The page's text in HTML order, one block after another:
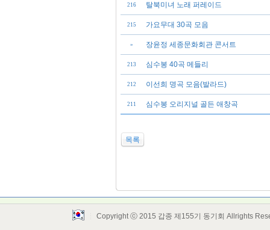
216 탈북미녀 노래 퍼레이드
215 가요무대 30곡 모음
» 장윤정 세종문화회관 콘서트
213 심수봉 40곡 메들리
212 이선희 명곡 모음(발라드)
211 심수봉 오리지널 골든 애창곡
목록
Copyright ⓒ 2015 갑종 제155기 동기회 Allrights